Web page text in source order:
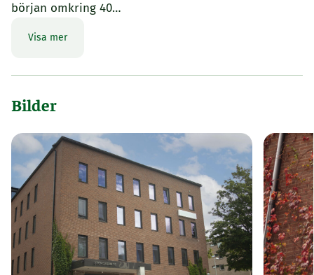
början omkring 40…
Visa mer
Bilder